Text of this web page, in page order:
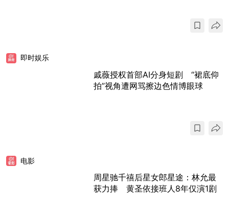
即时娱乐
戚薇授权首部AI分身短剧 “裙底仰
拍”视角遭网骂擦边色情博眼球
电影
周星驰千禧后星女郎星途：林允最
获力捧 黄圣依接班人8年仅演1剧